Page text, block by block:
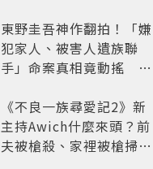
路
東野圭吾神作翻拍！「嫌
犯家人、被害人遺族聯
手」命案真相竟動搖
框架展開
《不良一族尋愛記2》新
主持Awich什麼來頭？前
夫被槍殺、家裡被槍掃射